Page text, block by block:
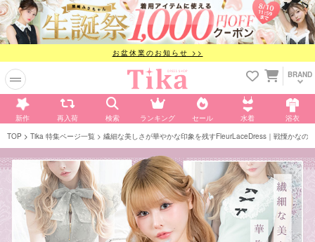
お盆休業のお知らせ >>
BRAND
新作 再入荷 検索 ランキング セール 水着 浴衣
TOP Tika 特集ページ一覧 繊細な美しさが華やかな印象を残すFleurLaceDress｜戦慄かなの